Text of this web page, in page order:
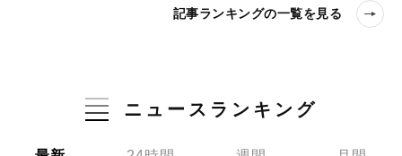
記事ランキングの一覧を見る
ニュースランキング